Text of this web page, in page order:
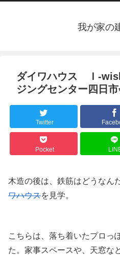
我が家の
ダイワハウス Ｉ-
ジングセンター四日市
Twitter
Pocket
木造の後は、鉄筋はどうなん
ワハウスを見学。
こちらは、落ち着いたプロっ
た。家事スペースや、天窓な